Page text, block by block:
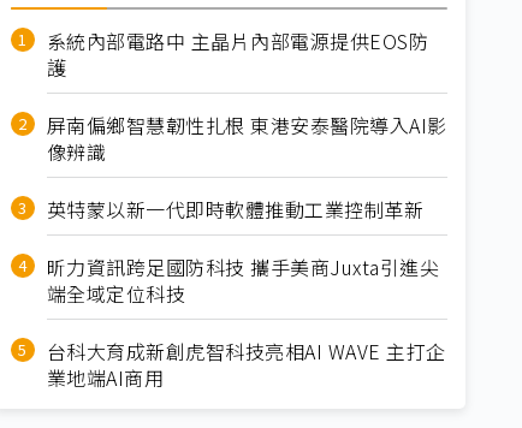
系統內部電路中 主晶片內部電源提供EOS防
護
屏南偏鄉智慧韌性扎根 東港安泰醫院導入AI影
像辨識
英特蒙以新一代即時軟體推動工業控制革新
昕力資訊跨足國防科技 攜手美商Juxta引進尖
端全域定位科技
台科大育成新創虎智科技亮相AI WAVE 主打企
業地端AI商用